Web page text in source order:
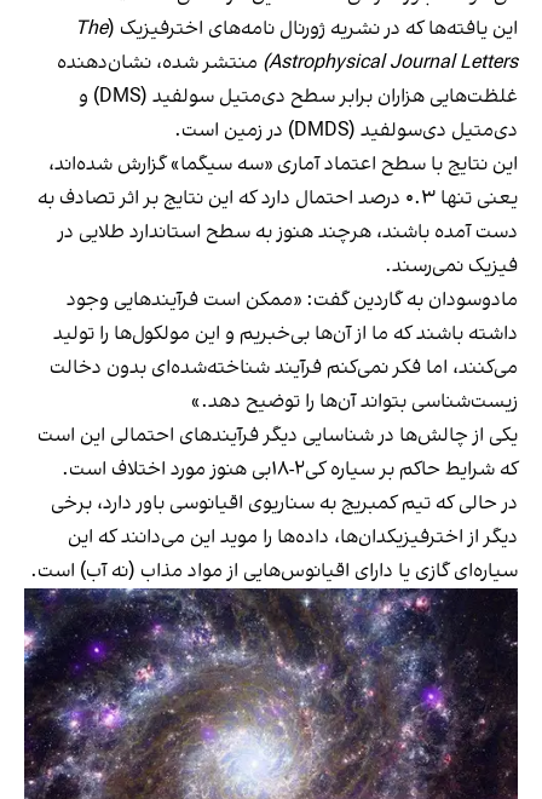
این یافته‌ها که در نشریه ژورنال نامه‌های اخترفیزیک (The
Astrophysical Journal Letters) منتشر شده، نشان‌دهنده
غلظت‌هایی هزاران برابر سطح دی‌متیل سولفید (DMS) و
دی‌متیل دی‌سولفید (DMDS) در زمین است.
این نتایج با سطح اعتماد آماری «سه سیگما» گزارش شده‌اند،
یعنی تنها ۰.۳ درصد احتمال دارد که این نتایج بر اثر تصادف به
دست آمده باشند، هرچند هنوز به سطح استاندارد طلایی در
فیزیک نمی‌رسند.
مادوسودان به گاردین گفت: «ممکن است فرآیندهایی وجود
داشته باشند که ما از آن‌ها بی‌خبریم و این مولکول‌ها را تولید
می‌کنند، اما فکر نمی‌کنم فرآیند شناخته‌شده‌ای بدون دخالت
زیست‌شناسی بتواند آن‌ها را توضیح دهد.»
یکی از چالش‌ها در شناسایی دیگر فرآیندهای احتمالی این است
که شرایط حاکم بر سیاره کی‌۲-۱۸بی هنوز مورد اختلاف است.
در حالی که تیم کمبریج به سناریوی اقیانوسی باور دارد، برخی
دیگر از اخترفیزیکدان‌ها، داده‌ها را موید این می‌دانند که این
سیاره‌ای گازی یا دارای اقیانوس‌هایی از مواد مذاب (نه آب) است.